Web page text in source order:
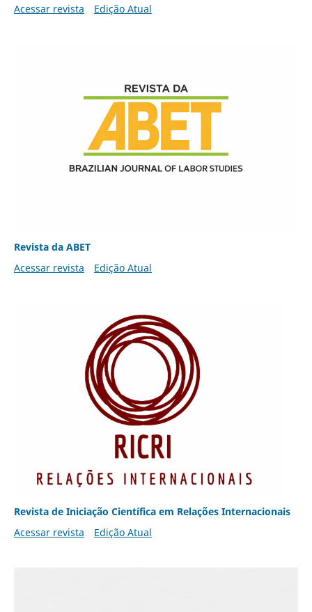
Acessar revista Edição Atual
Revista da ABET
Acessar revista
Edição Atual
Revista de Iniciação Científica em Relações Internacionais
Acessar revista
Edição Atual